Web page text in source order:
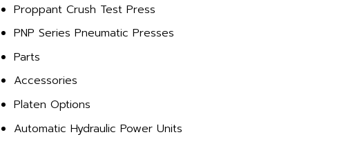
Proppant Crush Test Press
PNP Series Pneumatic Presses
Parts
Accessories
Platen Options
Automatic Hydraulic Power Units